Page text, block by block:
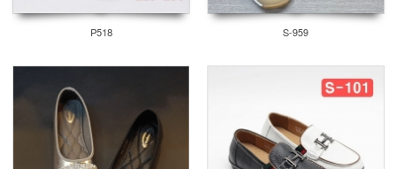
P518 S-959